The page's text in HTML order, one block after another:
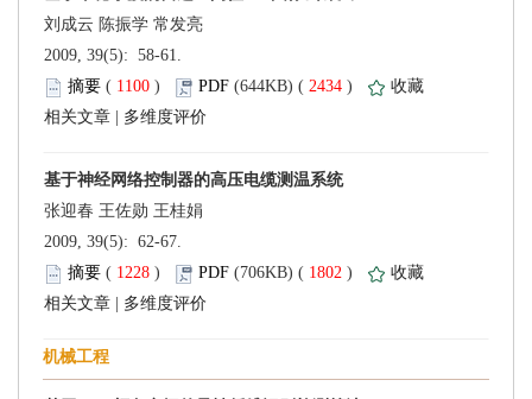
2009, 39(5): 58-61.
(
) 2434 )
2009, 39(5): 62-67.
(
) 1802 )